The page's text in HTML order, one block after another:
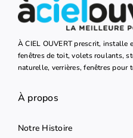
À CIEL OUVERT prescrit, installe
fenêtres de toit, volets roulants,
naturelle, verrières, fenêtres pour
À propos
Notre Histoire